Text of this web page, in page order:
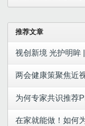
推荐文章
为何专家共识推荐